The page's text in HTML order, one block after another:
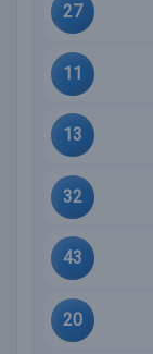
27
11
13
32
43
20